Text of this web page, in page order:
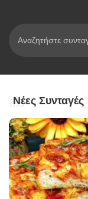
Νέες Συνταγές